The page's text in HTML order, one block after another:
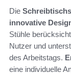
Die
innovative
Stühle
Nutzer und
des Arbeitstags.
eine individuelle